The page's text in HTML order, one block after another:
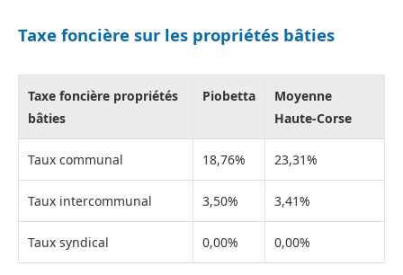
Taxe foncière sur les propriétés bâties
Taxe foncière propriétés
bâties
Piobetta
Moyenne
Haute-Corse
Taux communal 18,76% 23,31%
Taux intercommunal 3,50% 3,41%
Taux syndical 0,00% 0,00%